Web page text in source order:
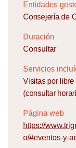
Entidades
Consejería de
Duración
Consultar
Servicios
Visitas por
(consultar
Página web
https://
o/#eventos-y-